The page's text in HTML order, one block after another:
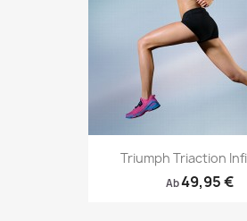
Triumph Triaction
Ab49,95 €